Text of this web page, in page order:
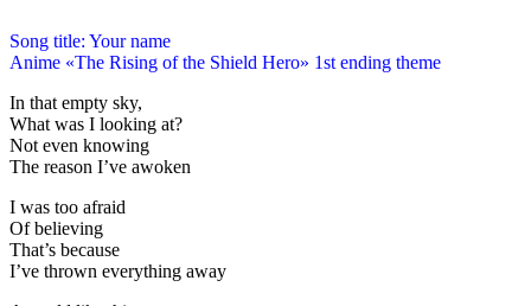
Song title: Your name
Anime «The Rising of the Shield Hero» 1st ending theme
In that empty sky,
What was I looking at?
Not even knowing
The reason I’ve awoken
I was too afraid
Of believing
That’s because
I’ve thrown everything away